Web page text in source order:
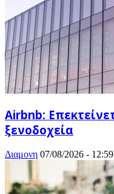
Airbnb:
ξενοδοχεία
Διαμονη 07/08/2026 -